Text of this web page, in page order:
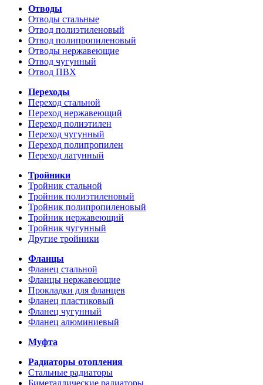
Отводы
Отводы стальные
Отвод полиэтиленовый
Отвод полипропиленовый
Отводы нержавеющие
Отвод чугунный
Отвод ПВХ
Переходы
Переход стальной
Переход нержавеющий
Переход полиэтилен
Переход чугунный
Переход полипропилен
Переход латунный
Тройники
Тройник стальной
Тройник полиэтиленовый
Тройник полипропиленовый
Тройник нержавеющий
Тройник чугунный
Другие тройники
Фланцы
Фланец стальной
Фланцы нержавеющие
Прокладки для фланцев
Фланец пластиковый
Фланец чугунный
Фланец алюминиевый
Муфта
Радиаторы отопления
Стальные радиаторы
Биметаллические радиаторы